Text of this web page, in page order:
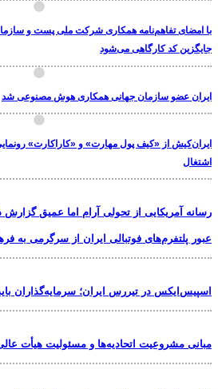
با امضای تفاهم‌نامه همکاری شرکت ملی پست و
جایگزین کد کارگاهی می‌شود
ایران عضو سازمان جهانی همکاری هوش مصنوعی شد
ایران‌کیش از «کیف پول مهارت» و «کاراکارت»
اشتغال
رسانه آمریکایی از تحولی آرام اما عمیق گزارش
عبور پلتفرم‌های فوتبالی ایران از سرگرمی به
اسپیس‌ایکس در تیررس ایران؛ سرمایه‌گذاران
مبانی مشروعیت اتحادیه‌ها و مسئولیت هیأت